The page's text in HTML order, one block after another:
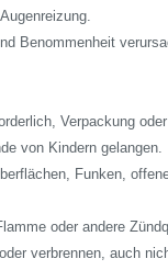
Benommenheit
Verpackung
von Kindern gelangen.
Funken,
oder andere
verbrennen, auch